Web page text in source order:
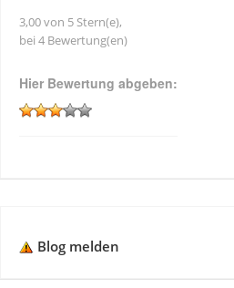
3,00 von 5 Stern(e),
bei 4 Bewertung(en)
Hier Bewertung abgeben:
Blog melden